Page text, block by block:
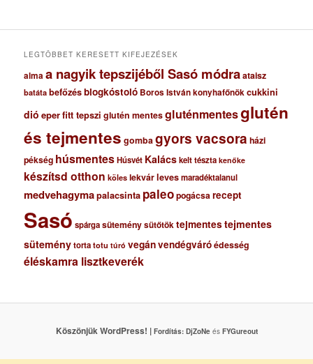
u
LEGTÖBBET KERESETT KIFEJEZÉSEK
almaa nagyik tepszijéből Sasó módraataisz
batáta befőzésblogkóstoló Boros István konyhafőnökcukkini
dió eperfitt tepszi glutén mentesgluténmentesglutén
és tejmentes gombagyors vacsora házi
pékség húsmentesHúsvét Kalácskelt tészta kenőke
készítsd otthon köles lekvárlevesmaradéktalanul
medvehagymapalacsinta paleopogácsa recept
Sasó spárgasüteménysütőtöktejmentestejmentes
süteménytorta totu túró vegánvendégváróédesség
éléskamra lisztkeverék
Köszönjük WordPress! | Fordítás: DjZoNeés FYGureout